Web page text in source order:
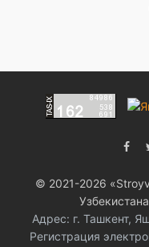
© 2021-2026
Адрес: г. Ташкент,
Регистрация